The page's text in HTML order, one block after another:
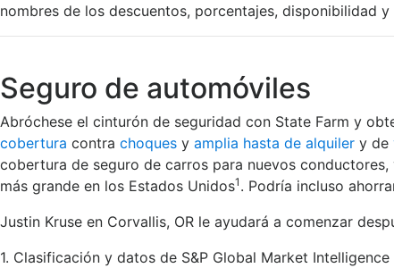
nombres de los descuentos, porcentajes, disponibilidad
Seguro de automóviles
Abróchese el cinturón de seguridad con State Farm y
cobertura contra choques y amplia hasta de alquiler y de
cobertura de seguro de carros para nuevos
más grande en los Estados Unidos1 . Podría incluso
Justin Kruse en Corvallis, OR le ayudará a comenzar
1. Clasificación y datos de S&P Global Market